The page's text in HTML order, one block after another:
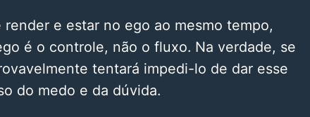
e estar no ego ao mesmo tempo,
é o controle, não o fluxo. Na verdade, se
tentará impedi-lo de dar esse
do medo e da dúvida.